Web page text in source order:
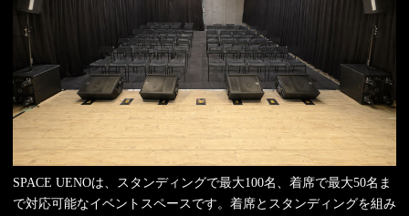
SPACE UENOは、スタンディングで最大100名、着席で最大50名ま
で対応可能なイベントスペースです。着席とスタンディングを組み